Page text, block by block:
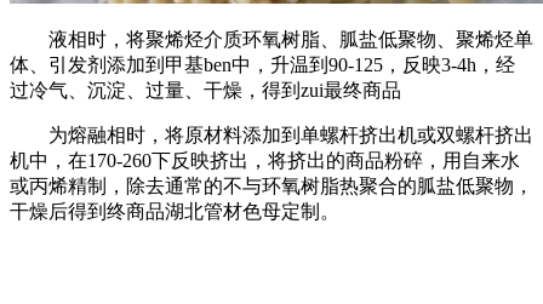
液相时，将聚烯烃介质环氧树脂、胍盐低聚物、聚烯烃单
体、引发剂添加到甲基ben中，升温到90-125，反映3-4h，经
过冷气、沉淀、过量、干燥，得到zui最终商品
为熔融相时，将原材料添加到单螺杆挤出机或双螺杆挤出
机中，在170-260下反映挤出，将挤出的商品粉碎，用自来水
或丙烯精制，除去通常的不与环氧树脂热聚合的胍盐低聚物，
干燥后得到终商品湖北管材色母定制。